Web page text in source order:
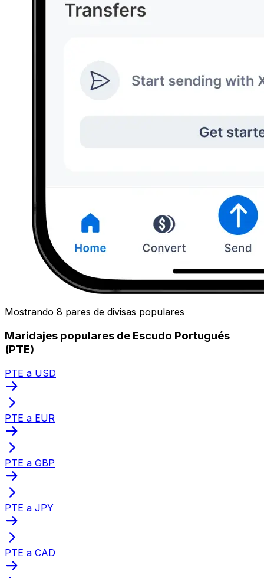
Mostrando 8 pares de divisas populares
Maridajes populares de Escudo Portugués
(PTE)
PTE a USD
PTE a EUR
PTE a GBP
PTE a JPY
PTE a CAD